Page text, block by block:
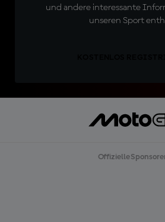
und andere interessante
unseren Sport
Offizielle